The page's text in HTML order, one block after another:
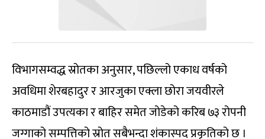
विभागसम्वद्ध स्रोतका अनुसार, पछिल्लो एकाध वर्षको
अवधिमा शेरबहादुर र आरजुका एक्ला छोरा जयवीरले
काठमाडौं उपत्यका र बाहिर समेत जोडेको करिब ७३ रोपनी
जग्गाको सम्पत्तिको स्रोत सबैभन्दा शंकास्पद प्रकृतिको छ ।